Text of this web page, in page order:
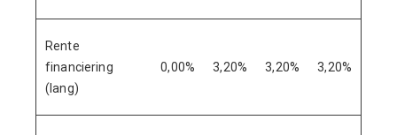
Rente
financiering
(lang)
0,00% 3,20% 3,20% 3,20%